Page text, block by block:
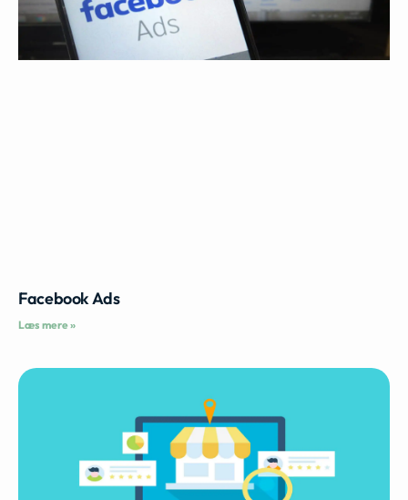
Facebook Ads
Læs mere »